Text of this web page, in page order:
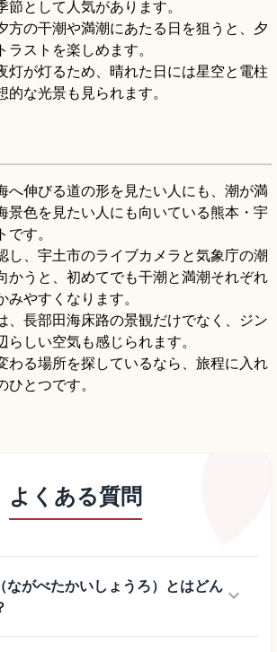
として人気があります。
方の干潮や満潮にあたる日を狙うと、夕
ストを楽しめます。
灯が灯るため、晴れた日には星空と電柱
な光景も見られます。
へ伸びる道の形を見たい人にも、潮が満
景色を見たい人にも向いている熊本・宇
す。
し、宇土市のライブカメラと気象庁の潮
かうと、初めてでも干潮と満潮それぞれ
やすくなります。
、長部田海床路の景観だけでなく、ジン
しい空気も感じられます。
わる場所を探しているなら、旅程に入れ
とつです。
よくある質問
ながべたかいしょうろ）とはどん keyboard_arrow_down